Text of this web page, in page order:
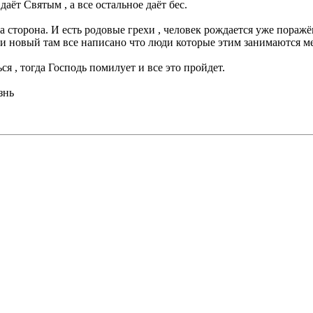
Святым , а все остальное даёт бес.
И есть родовые грехи , человек рождается уже
там все написано что люди которые этим занимаются
, тогда Господь помилует и все это пройдет.